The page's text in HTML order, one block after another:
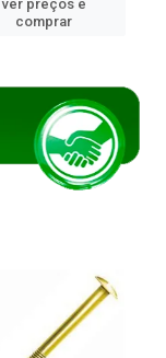
ver preços e
comprar